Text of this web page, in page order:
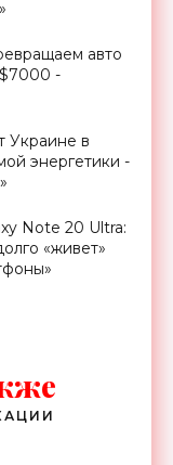
авто
-
Украине в
энергетики -
Note 20 Ultra:
«живет»